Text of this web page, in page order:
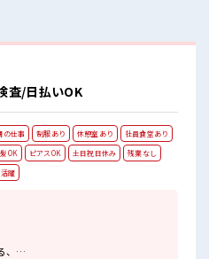
査/日払いOK
の仕事 制服あり 休憩室あり
社員食堂あり
OK ピアスOK 土日祝日休み
残業なし
躍